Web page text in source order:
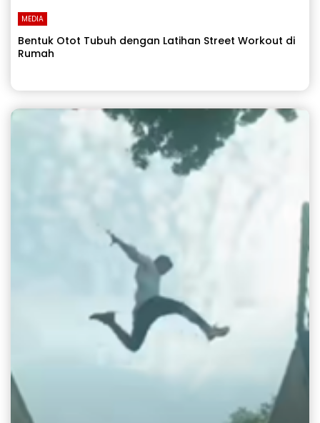
MEDIA
Bentuk Otot Tubuh dengan Latihan Street Workout di
Rumah